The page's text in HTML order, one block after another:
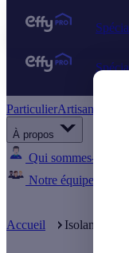
ParticulierArtisan /
À propos
Qui sommes-nous ?
Notre équipe
Accueil Isolants